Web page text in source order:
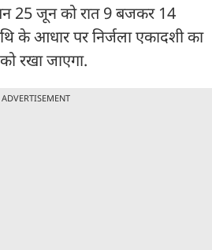
25 जून को रात 9 बजकर 14
के आधार पर निर्जला एकादशी का
रखा जाएगा.
ADVERTISEMENT